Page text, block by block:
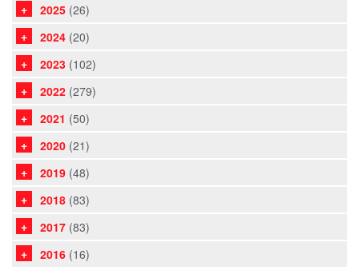
2025 (26)
2024 (20)
2023 (102)
2022 (279)
2021 (50)
2020 (21)
2019 (48)
2018 (83)
2017 (83)
2016 (16)